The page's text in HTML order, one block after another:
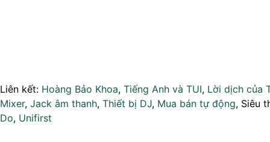
Liên kết: Hoàng Bảo Khoa, Tiếng Anh và TUI, Lời dịch của
Mixer, Jack âm thanh, Thiết bị DJ, Mua bán tự động, Siêu
Do, Unifirst